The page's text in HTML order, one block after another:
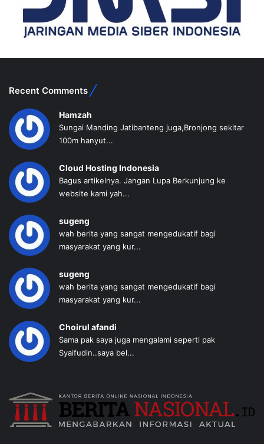
Recent Comments
Hamzah
Sungai Manding Jatibanteng juga,Bronjong sekitar
100m hanyut...
Cloud Hosting Indonesia
Bagus artikelnya. Jangan Lupa Berkunjung ke
website kami yah...
sugeng
wah berita yang sangat mengedukatif bagi
masyarakat yang kur...
sugeng
wah berita yang sangat mengedukatif bagi
masyarakat yang kur...
Choirul afandi
Sama pak saya juga mengalami seperti pak
Syaifudin..saya bel...